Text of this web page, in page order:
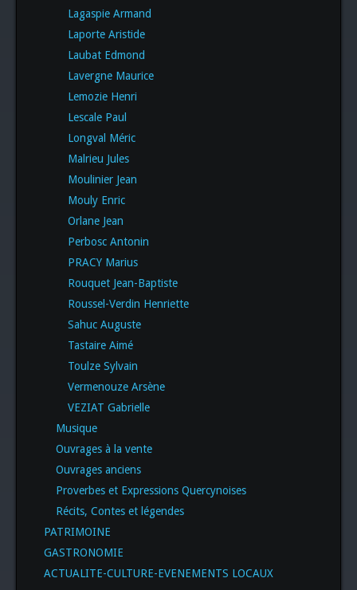
Lagaspie Armand
Laporte Aristide
Laubat Edmond
Lavergne Maurice
Lemozie Henri
Lescale Paul
Longval Méric
Malrieu Jules
Moulinier Jean
Mouly Enric
Orlane Jean
Perbosc Antonin
PRACY Marius
Rouquet Jean-Baptiste
Roussel-Verdin Henriette
Sahuc Auguste
Tastaire Aimé
Toulze Sylvain
Vermenouze Arsène
VEZIAT Gabrielle
Musique
Ouvrages à la vente
Ouvrages anciens
Proverbes et Expressions Quercynoises
Récits, Contes et légendes
PATRIMOINE
GASTRONOMIE
ACTUALITE-CULTURE-EVENEMENTS LOCAUX